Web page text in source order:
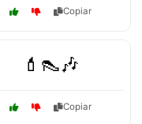
Copiar
💄👠🎶
Copiar